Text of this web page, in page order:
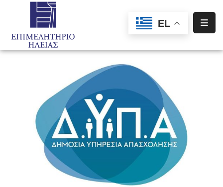
EL
Αρχική
Σύλλογοι
Σωματεία
Πληροφόρηση